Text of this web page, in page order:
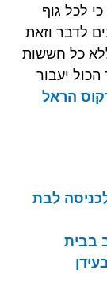
כי לכל גוף
לדבר וזאת
כל חששות
יעבור
הראל
לבת
בבית